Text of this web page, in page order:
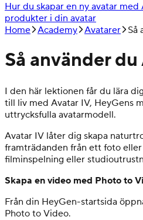
Hur du skapar en ny avatar med
produkter i din avatar
Home Academy Avatarer Så
Så använder
I den här lektionen får du lära
till liv med Avatar IV, HeyGens
uttrycksfulla avatarmodell.
Avatar IV låter dig skapa
framträdanden från ett foto
filminspelning eller
Skapa en video med Photo to
Från din HeyGen-startsida
Photo to Video.